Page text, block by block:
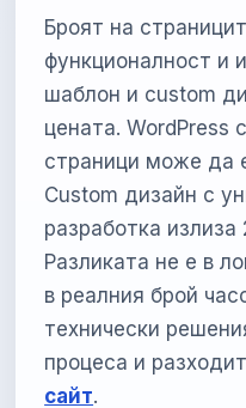
Броят на
функционалност и
шаблон и custom
цената. WordPress
страници може да
Custom дизайн с
разработка
Разликата не е в
в реалния брой
технически
процеса и
сайт.